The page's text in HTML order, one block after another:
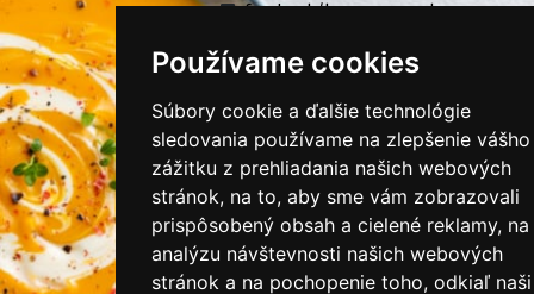
Používame cookies
Súbory cookie a ďalšie technológie
sledovania používame na zlepšenie vášho
zážitku z prehliadania našich webových
stránok, na to, aby sme vám zobrazovali
prispôsobený obsah a cielené reklamy, na
analýzu návštevnosti našich webových
stránok a na pochopenie toho, odkiaľ naši
facebook/kamnamenu.sk
PRIHLÁSIŤ SA DO ZÁKAZNÍCKEJ ZÓNY
Všeobecné obchodné podmienky